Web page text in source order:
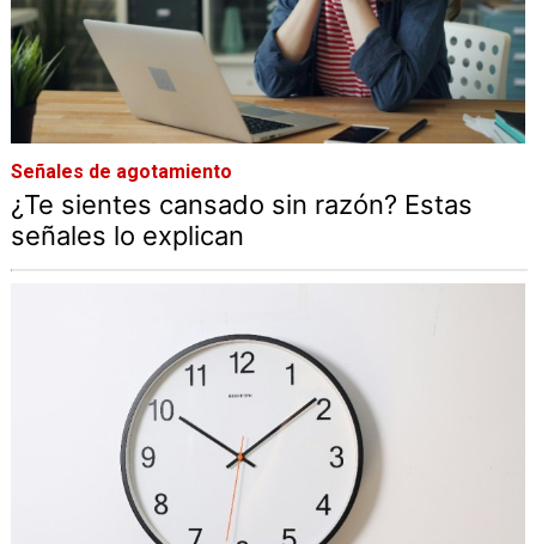
Señales de agotamiento
¿Te sientes cansado sin razón? Estas
señales lo explican